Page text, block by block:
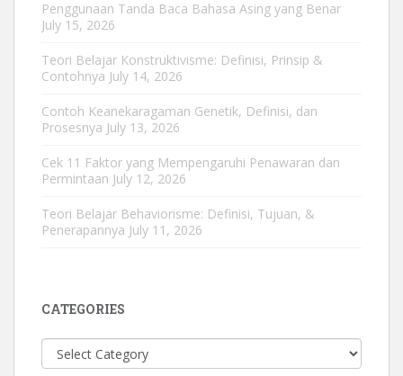
Penggunaan Tanda Baca Bahasa Asing yang Benar
July 15, 2026
Teori Belajar Konstruktivisme: Definisi, Prinsip &
Contohnya July 14, 2026
Contoh Keanekaragaman Genetik, Definisi, dan
Prosesnya July 13, 2026
Cek 11 Faktor yang Mempengaruhi Penawaran dan
Permintaan July 12, 2026
Teori Belajar Behaviorisme: Definisi, Tujuan, &
Penerapannya July 11, 2026
CATEGORIES
Categories